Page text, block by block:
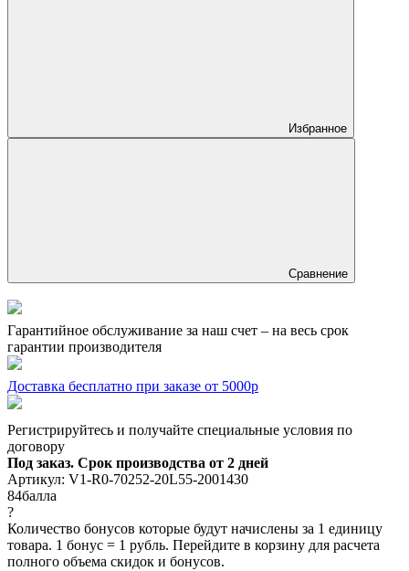
Избранное
Сравнение
Гарантийное обслуживание за наш счет – на весь срок
гарантии производителя
Доставка бесплатно при заказе от 5000р
Регистрируйтесь и получайте специальные условия по
договору
Под заказ. Срок производства от 2 дней
Артикул: V1-R0-70252-20L55-2001430
84балла
?
Количество бонусов которые будут начислены за 1 единицу
товара. 1 бонус = 1 рубль. Перейдите в корзину для расчета
полного объема скидок и бонусов.